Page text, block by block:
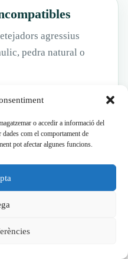
o accedir a informació del
com el comportament de
pot afectar algunes funcions.
agressius
pedra natural o
amb polit,
polit
productes compatibles i